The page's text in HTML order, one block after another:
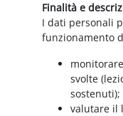
Finalità e
I dati personali
funzionamento
svolte
sostenuti);
valutare il